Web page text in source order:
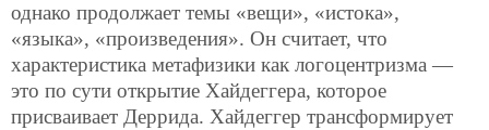
однако продолжает темы «вещи», «истока»,
«языка», «произведения». Он считает, что
характеристика метафизики как логоцентризма —
это по сути открытие Хайдеггера, которое
присваивает Деррида. Хайдеггер трансформирует